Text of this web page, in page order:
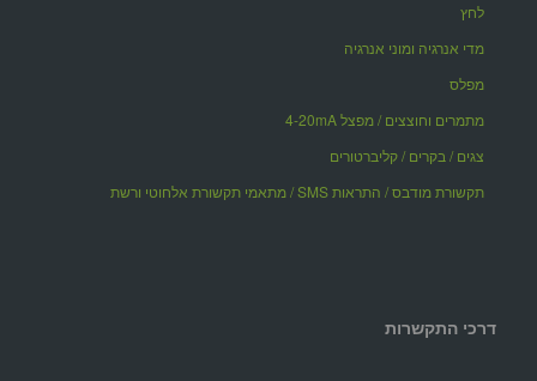
לחץ
מדי אנרגיה ומוני אנרגיה
מפלס
מתמרים וחוצצים / מפצל 4-20mA
צגים / בקרים / קליברטורים
תקשורת מודבס / התראות SMS / מתאמי תקשורת אלחוטי ורשת
דרכי התקשרות